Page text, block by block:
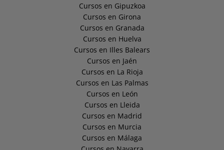
Cursos en Gipuzkoa
Cursos en Girona
Cursos en Granada
Cursos en Huelva
Cursos en Illes Balears
Cursos en Jaén
Cursos en La Rioja
Cursos en Las Palmas
Cursos en León
Cursos en Lleida
Cursos en Madrid
Cursos en Murcia
Cursos en Málaga